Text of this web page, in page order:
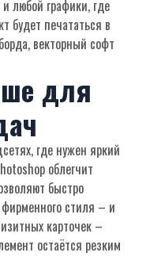
любой графики, где
будет печататься в
векторный софт
для
где нужен яркий
облегчит
быстро
стиля – и
карточек –
остаётся резким